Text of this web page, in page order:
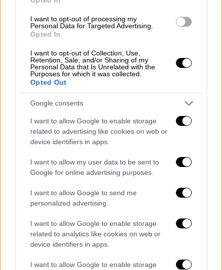
I want to opt-out of processing my
Personal Data for Targeted Advertising.
Opted In
I want to opt-out of Collection, Use,
Retention, Sale, and/or Sharing of my
Personal Data that Is Unrelated with the
Purposes for which it was collected.
Opted Out
Google consents
I want to allow Google to enable storage
related to advertising like cookies on web or
device identifiers in apps.
I want to allow my user data to be sent to
Google for online advertising purposes.
I want to allow Google to send me
personalized advertising.
I want to allow Google to enable storage
related to analytics like cookies on web or
device identifiers in apps.
I want to allow Google to enable storage
Διάσωση στον Ταϋγετο
Το χρονικό